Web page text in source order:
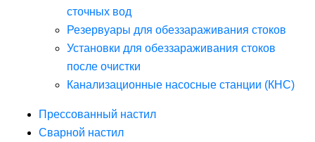
сточных вод
Резервуары для обеззараживания стоков
Установки для обеззараживания стоков
после очистки
Канализационные насосные станции (КНС)
Прессованный настил
Сварной настил